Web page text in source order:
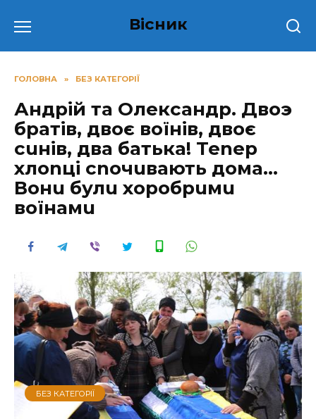
до
Вісник
ГОЛОВНА » БЕЗ КАТЕГОРІЇ
Андрій та Олександр. Двоэ
братів, двоє воїнів, двоє
сuнів, два батька! Теnер
хлоnці сnочuвають дома…
Вонu булu хоробрuмu
воїнамu
БЕЗ КАТЕГОРІЇ